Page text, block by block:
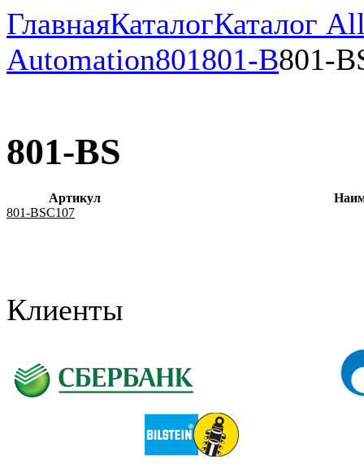
ГлавнаяКаталогКаталог
Automation801801-B801-
801-BS
Артикул
801-BSC107
Клиенты